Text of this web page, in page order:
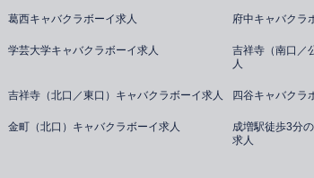
葛西キャバクラボーイ求人 府中キャバクラ
学芸大学キャバクラボーイ求人
吉祥寺（南口／
人
吉祥寺（北口／東口）キャバクラボーイ求人 四谷キャバクラ
金町（北口）キャバクラボーイ求人
成増駅徒歩3分
求人